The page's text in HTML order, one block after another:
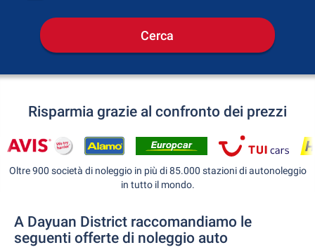
Cerca
Risparmia grazie al confronto dei prezzi
Oltre 900 società di noleggio in più di 85.000 stazioni di autonoleggio
in tutto il mondo.
A Dayuan District raccomandiamo le
seguenti offerte di noleggio auto